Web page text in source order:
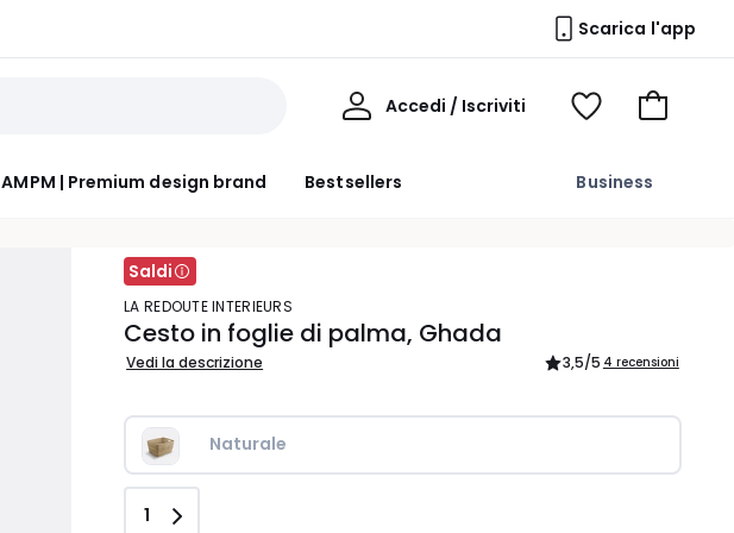
Scarica l'app
AMPM | Premium design brand Bestsellers Business
Accedi / Iscriviti
Voir
Vai
Saldi
LA REDOUTE INTERIEURS
Cesto in foglie di palma, Ghada
Vedi la descrizione 3,5/5 4 recensioni
Naturale
Quantità
1